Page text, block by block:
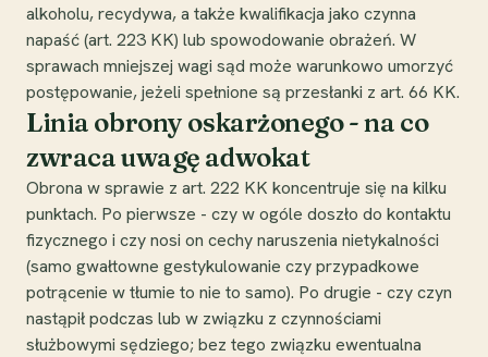
alkoholu, recydywa, a także kwalifikacja jako czynna
napaść (art. 223 KK) lub spowodowanie obrażeń. W
sprawach mniejszej wagi sąd może warunkowo umorzyć
postępowanie, jeżeli spełnione są przesłanki z art. 66 KK.
Linia obrony oskarżonego - na co
zwraca uwagę adwokat
Obrona w sprawie z art. 222 KK koncentruje się na kilku
punktach. Po pierwsze - czy w ogóle doszło do kontaktu
fizycznego i czy nosi on cechy naruszenia nietykalności
(samo gwałtowne gestykulowanie czy przypadkowe
potrącenie w tłumie to nie to samo). Po drugie - czy czyn
nastąpił podczas lub w związku z czynnościami
służbowymi sędziego; bez tego związku ewentualna